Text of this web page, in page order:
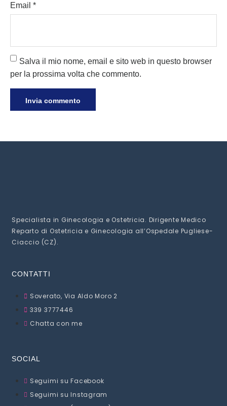
Email *
Salva il mio nome, email e sito web in questo browser
per la prossima volta che commento.
Specialista in Ginecologia e Ostetricia. Dirigente Medico
Reparto di Ostetricia e Ginecologia all’Ospedale Pugliese-
Ciaccio (CZ).
CONTATTI
Soverato, Via Aldo Moro 2
339 3777446
Chatta con me
SOCIAL
Seguimi su Facebook
Seguimi su Instagram